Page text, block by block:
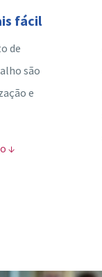
fácil
de
são
e
↓